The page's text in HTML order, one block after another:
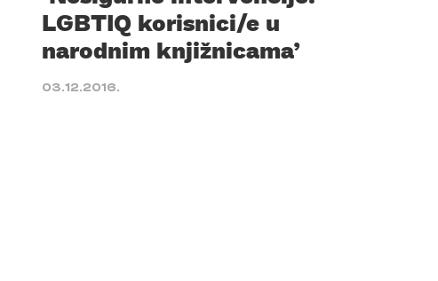
LGBTIQ korisnici/e u
narodnim knjižnicama’
03.12.2016.